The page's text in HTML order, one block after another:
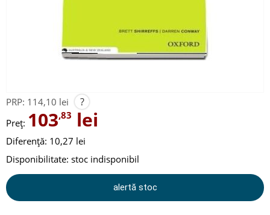
PRP: 114,10 lei ?
Preț: 103,83 lei
Diferență: 10,27 lei
Disponibilitate: stoc indisponibil
alertă stoc